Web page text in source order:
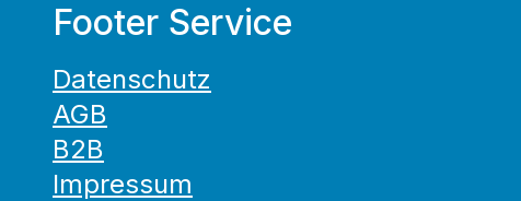
Footer Service
Datenschutz
AGB
B2B
Impressum